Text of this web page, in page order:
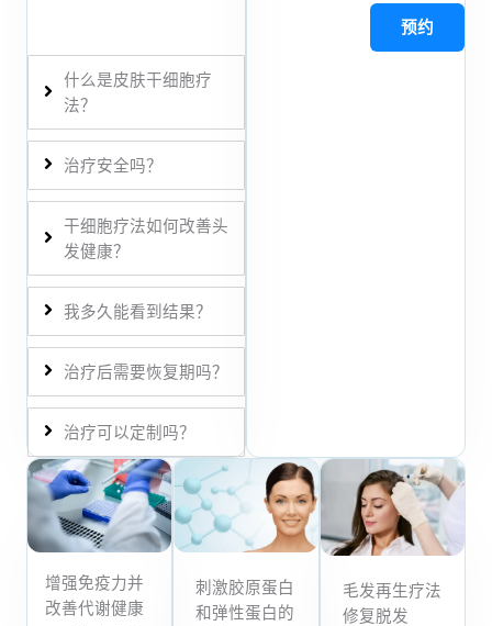
什么是皮肤干细胞疗
法？
治疗安全吗？
干细胞疗法如何改善头
发健康？
我多久能看到结果？
治疗后需要恢复期吗？
治疗可以定制吗？
预约
增强免疫力并
改善代谢健康
刺激胶原蛋白
和弹性蛋白的
毛发再生疗法
修复脱发